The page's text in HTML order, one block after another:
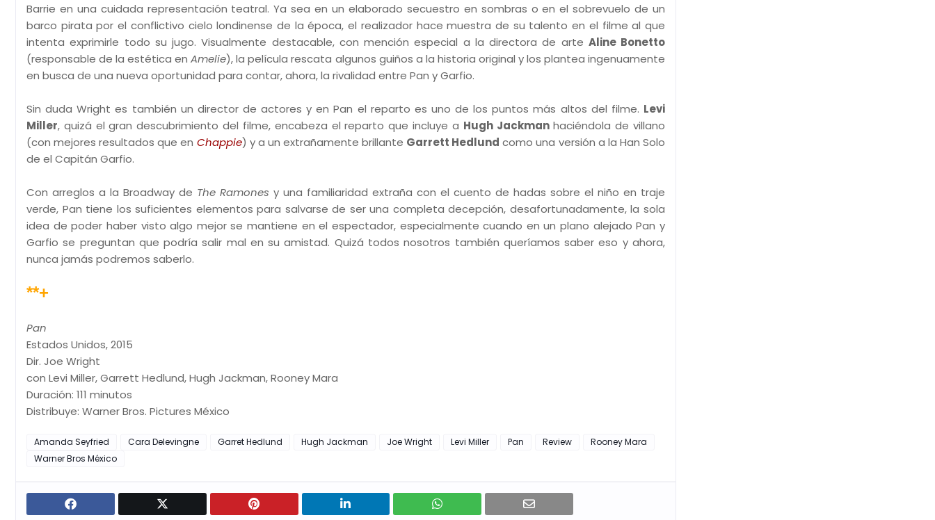
Barrie en una cuidada representación teatral. Ya sea en un elaborado secuestro en sombras o en el sobrevuelo de un
barco pirata por el conflictivo cielo londinense de la época, el realizador hace muestra de su talento en el filme al que
intenta exprimirle todo su jugo. Visualmente destacable, con mención especial a la directora de arte Aline Bonetto
(responsable de la estética enAmelie), la película rescata algunos guiños a la historia original y los plantea ingenuamente
en busca de una nueva oportunidad para contar, ahora, la rivalidad entre Pan y Garfio.
Sin duda Wright es también un director de actores y en Pan el reparto es uno de los puntos más altos del filme. Levi
Miller, quizá el gran descubrimiento del filme, encabeza el reparto que incluye a Hugh Jackmanhaciéndola de villano
(con mejores resultados que en Chappie) y a un extrañamente brillante Garrett Hedlund como una versión a la Han Solo
de el Capitán Garfio.
Con arreglos a la Broadway de The Ramones y una familiaridad extraña con el cuento de hadas sobre el niño en traje
verde, Pan tiene los suficientes elementos para salvarse de ser una completa decepción, desafortunadamente, la sola
idea de poder haber visto algo mejor se mantiene en el espectador, especialmente cuando en un plano alejado Pan y
Garfio se preguntan que podría salir mal en su amistad. Quizá todos nosotros también queríamos saber eso y ahora,
nunca jamás podremos saberlo.
**+
Pan
Estados Unidos, 2015
Dir. Joe Wright
con Levi Miller, Garrett Hedlund, Hugh Jackman, Rooney Mara
Duración: 111 minutos
Distribuye: Warner Bros. Pictures México
Amanda Seyfried Cara Delevingne Garret Hedlund Hugh Jackman Joe Wright Levi Miller Pan Review
Rooney Mara
Warner Bros México